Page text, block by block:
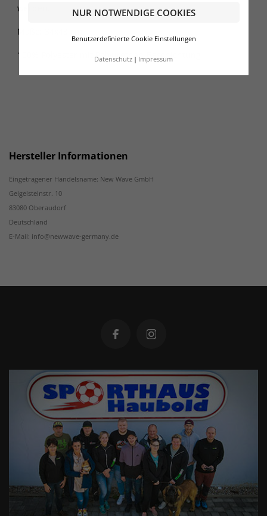
NUR NOTWENDIGE COOKIES
Benutzerdefinierte Cookie Einstellungen
Datenschutz Impressum
werden.
Maße: 34x43 cm.
100% Polyester mit Polyurethan-Beschichtung
Hersteller Informationen
Eingetragener Handelsname: New Wave GmbH
Geigelsteinstr. 10
83080 Oberaudorf
Deutschland
E-Mail: info@newwave-germany.de